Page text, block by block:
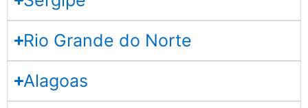
Rio Grande do Norte
Alagoas